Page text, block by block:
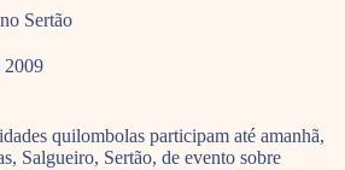
Sertão
2009
quilombolas participam até amanhã,
Salgueiro, Sertão, de evento sobre